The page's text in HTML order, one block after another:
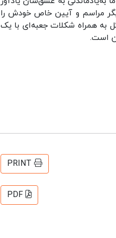
مراسم و آیین خاص خودش را
به همراه شکلات جعبه‌ای با یک
است.
PRINT
PDF